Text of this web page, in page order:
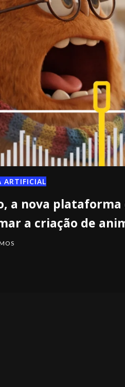
ARTIFICIAL
a nova
a criação de